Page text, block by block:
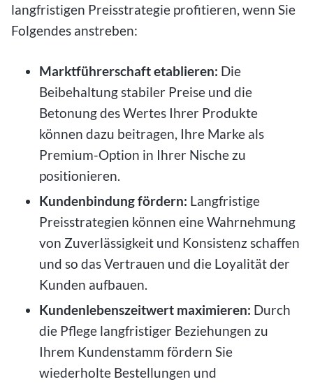
langfristigen Preisstrategie profitieren, wenn Sie
Folgendes anstreben:
Marktführerschaft etablieren: Die
Beibehaltung stabiler Preise und die
Betonung des Wertes Ihrer Produkte
können dazu beitragen, Ihre Marke als
Premium-Option in Ihrer Nische zu
positionieren.
Kundenbindung fördern: Langfristige
Preisstrategien können eine Wahrnehmung
von Zuverlässigkeit und Konsistenz schaffen
und so das Vertrauen und die Loyalität der
Kunden aufbauen.
Kundenlebenszeitwert maximieren: Durch
die Pflege langfristiger Beziehungen zu
Ihrem Kundenstamm fördern Sie
wiederholte Bestellungen und